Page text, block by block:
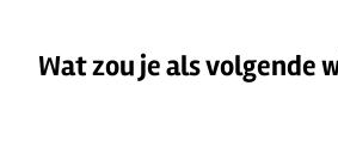
Wat zou je als volgende